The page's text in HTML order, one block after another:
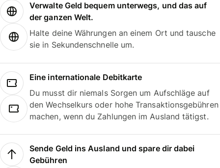
Verwalte Geld bequem unterwegs, und das auf
der ganzen Welt.
Halte deine Währungen an einem Ort und tausche
sie in Sekundenschnelle um.
Eine internationale Debitkarte
Du musst dir niemals Sorgen um Aufschläge auf
den Wechselkurs oder hohe Transaktionsgebühren
machen, wenn du Zahlungen im Ausland tätigst.
Sende Geld ins Ausland und spare dir dabei
Gebühren